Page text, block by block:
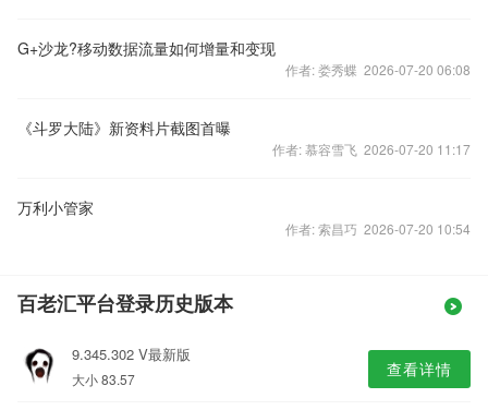
G+沙龙?移动数据流量如何增量和变现
作者: 娄秀蝶 2026-07-20 06:08
《斗罗大陆》新资料片截图首曝
作者: 慕容雪飞 2026-07-20 11:17
万利小管家
作者: 索昌巧 2026-07-20 10:54
百老汇平台登录历史版本
9.345.302 V最新版
大小 83.57 查看详情